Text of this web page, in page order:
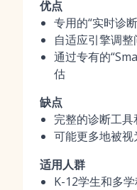
优点
专用的“实时诊
自适应引擎调
通过专有的
估
缺点
完整的诊断工
可能更多地被
适用人群
K-12学生和多